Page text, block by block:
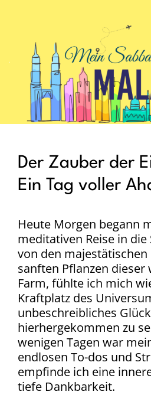
.
Der Zauber der
Ein Tag voller
Heute Morgen begann
meditativen Reise in
von den
sanften Pflanzen dieser
Farm, fühlte ich mich
Kraftplatz des
unbeschreibliches
hierhergekommen zu
wenigen Tagen war
endlosen To-dos und
empfinde ich eine
tiefe Dankbarkeit.